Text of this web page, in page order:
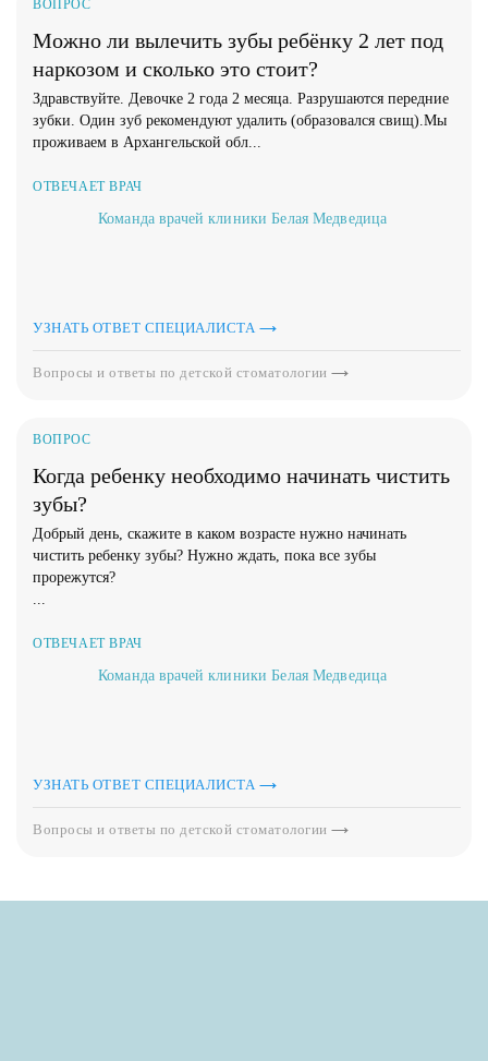
ВОПРОС
Можно ли вылечить зубы ребёнку 2 лет под
наркозом и сколько это стоит?
Здравствуйте. Девочке 2 года 2 месяца. Разрушаются передние
зубки. Один зуб рекомендуют удалить (образовался свищ).Мы
проживаем в Архангельской обл...
ОТВЕЧАЕТ ВРАЧ
Команда врачей клиники Белая Медведица
УЗНАТЬ ОТВЕТ СПЕЦИАЛИСТА
Вопросы и ответы по детской стоматологии
ВОПРОС
Когда ребенку необходимо начинать чистить
зубы?
Добрый день, скажите в каком возрасте нужно начинать
чистить ребенку зубы? Нужно ждать, пока все зубы
прорежутся?
...
ОТВЕЧАЕТ ВРАЧ
Команда врачей клиники Белая Медведица
УЗНАТЬ ОТВЕТ СПЕЦИАЛИСТА
Вопросы и ответы по детской стоматологии